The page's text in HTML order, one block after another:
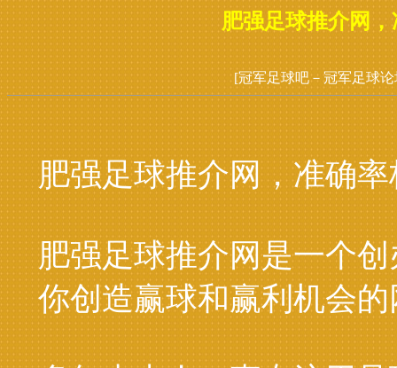
肥强足球推介网
[冠军足球吧－冠军足球
肥强足球推介网，准确
肥强足球推介网是一个
你创造赢球和赢利机会